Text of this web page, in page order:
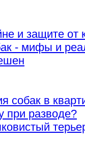
и защите от
- мифы и
собак в
при разводе?